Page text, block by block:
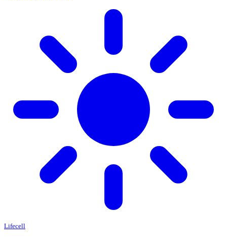
Lifecell